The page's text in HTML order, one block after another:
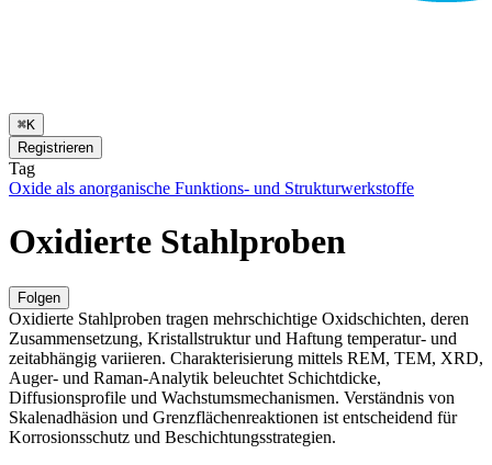
⌘K
Registrieren
Tag
Oxide als anorganische Funktions- und Strukturwerkstoffe
Oxidierte Stahlproben
Folgen
Oxidierte Stahlproben tragen mehrschichtige Oxidschichten, deren
Zusammensetzung, Kristallstruktur und Haftung temperatur- und
zeitabhängig variieren. Charakterisierung mittels REM, TEM, XRD,
Auger- und Raman-Analytik beleuchtet Schichtdicke,
Diffusionsprofile und Wachstumsmechanismen. Verständnis von
Skalenadhäsion und Grenzflächenreaktionen ist entscheidend für
Korrosionsschutz und Beschichtungsstrategien.